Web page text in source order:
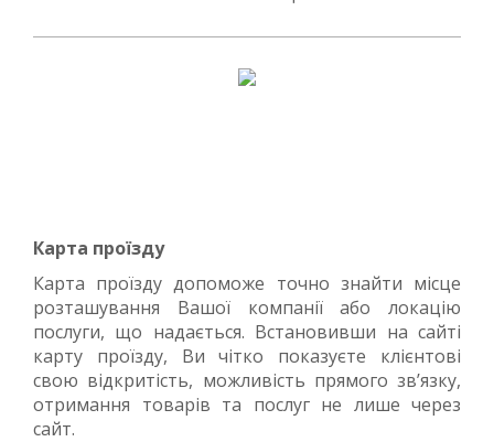
Карта проїзду
Карта проїзду допоможе точно знайти місце
розташування Вашої компанії або локацію
послуги, що надається. Встановивши на сайті
карту проїзду, Ви чітко показуєте клієнтові
свою відкритість, можливість прямого зв’язку,
отримання товарів та послуг не лише через
сайт.